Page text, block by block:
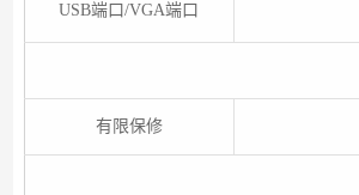
USB端口/VGA端口
有限保修